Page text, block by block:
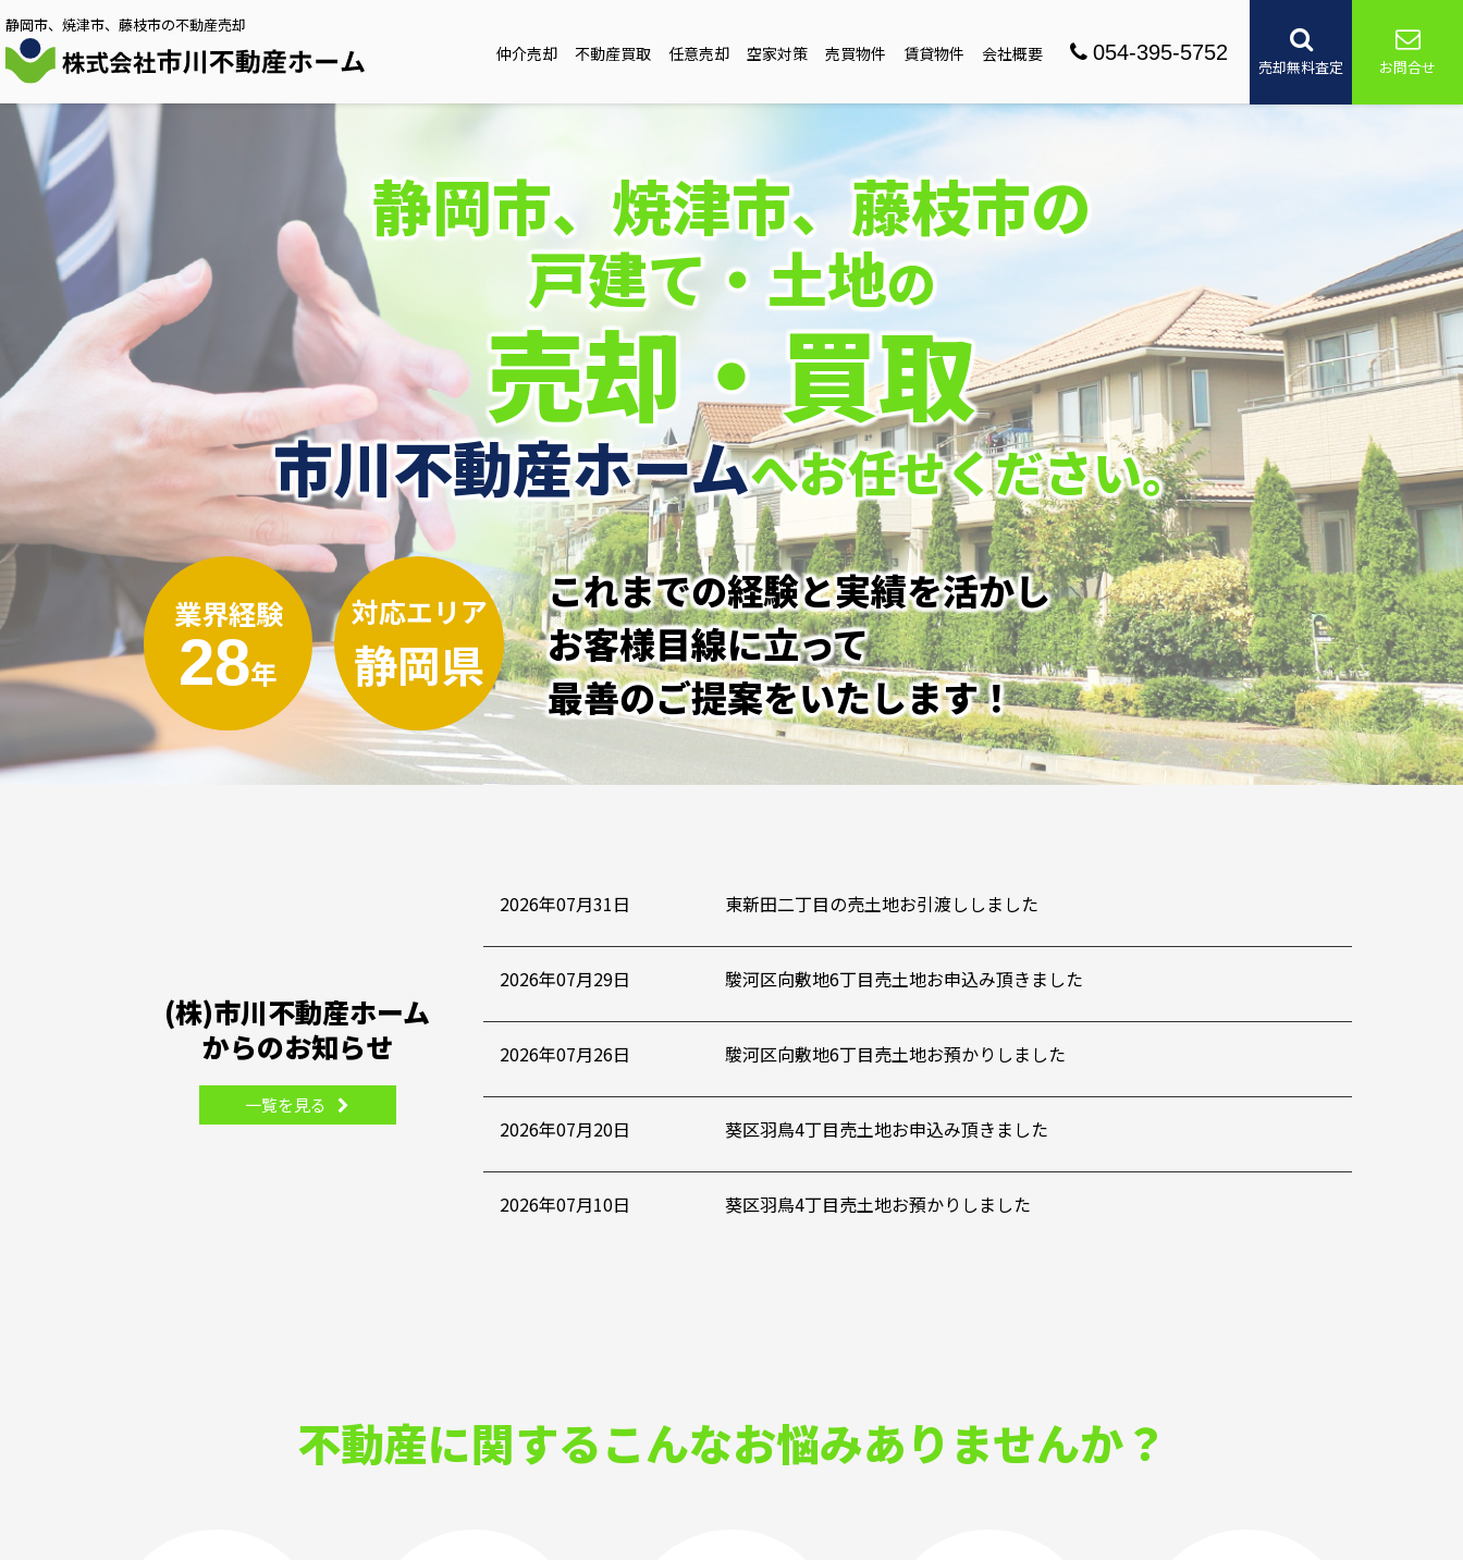
静岡市、焼津市、藤枝市の不動産売却
仲介売却 不動産買取 任意売却 空家対策 売買物件 賃貸物件 会社概要 054-395-5752
売却無料査定 お問合せ
静岡市、焼津市、藤枝市の
戸建て・土地の
売却・買取
市川不動産ホームへお任せください。
業界経験
28年
対応エリア
静岡県
これまでの経験と実績を活かし
お客様目線に立って
最善のご提案をいたします！
(株)市川不動産ホーム
からのお知らせ
一覧を見る
2026年07月31日 東新田二丁目の売土地お引渡ししました
2026年07月29日 駿河区向敷地6丁目売土地お申込み頂きました
2026年07月26日 駿河区向敷地6丁目売土地お預かりしました
2026年07月20日 葵区羽鳥4丁目売土地お申込み頂きました
2026年07月10日 葵区羽鳥4丁目売土地お預かりしました
不動産に関するこんなお悩みありませんか？